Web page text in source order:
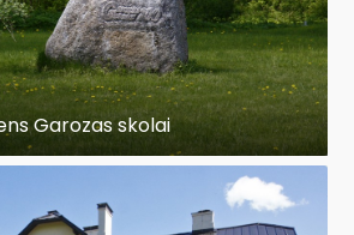
Garozas skolai